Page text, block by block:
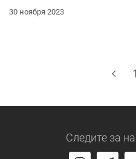
30 ноября 2023
1
Следите за